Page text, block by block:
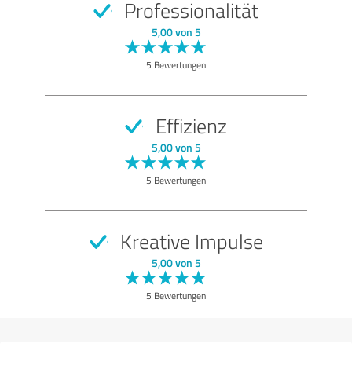
Professionalität
5,00 von 5
5 Bewertungen
Effizienz
5,00 von 5
5 Bewertungen
Kreative Impulse
5,00 von 5
5 Bewertungen